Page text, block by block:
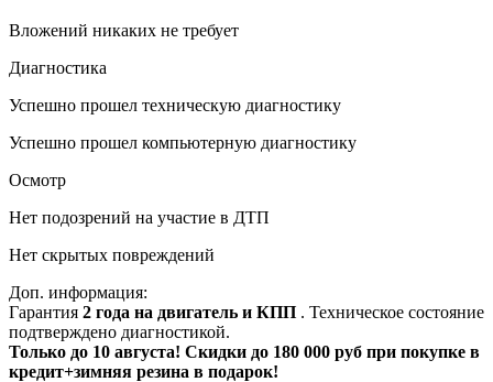
Вложений никаких не требует
Диагностика
Успешно прошел техническую диагностику
Успешно прошел компьютерную диагностику
Осмотр
Нет подозрений на участие в ДТП
Нет скрытых повреждений
Доп. информация:
Гарантия 2 года на двигатель и КПП . Техническое состояние
подтверждено диагностикой.
Только до 10 августа! Скидки до 180 000 руб при покупке в
кредит+зимняя резина в подарок!